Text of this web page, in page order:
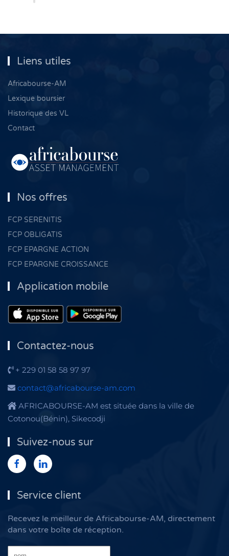
Liens utiles
Africabourse-AM
Lexique boursier
Historique des VL
Contact
Nos offres
FCP SERENITIS
FCP OBLIGATIS
FCP EPARGNE ACTION
FCP EPARGNE CROISSANCE
Application mobile
Contactez-nous
+ 229 01 58 58 97 97
contact@africabourse-am.com
AFRICABOURSE-AM est située dans la ville de
Cotonou(Bénin), Sikecodji
Suivez-nous sur
Service client
Recevez le meilleur de Africabourse-AM, directement
dans votre boîte de réception.